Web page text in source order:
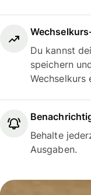
Du kannst
speichern
Wechselkurs
Behalte
Ausgaben.